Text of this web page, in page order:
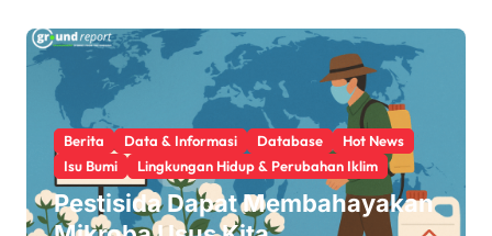
Berita Data & Informasi Database
Hot News
Isu Bumi
Lingkungan Hidup & Perubahan Iklim
Pestisida Dapat Membahayakan